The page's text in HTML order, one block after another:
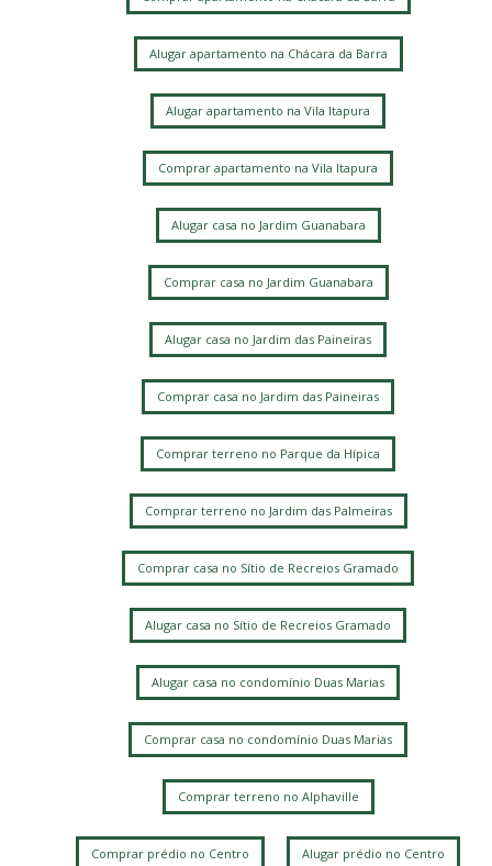
Alugar apartamento na Chácara da Barra
Alugar apartamento na Vila Itapura
Comprar apartamento na Vila Itapura
Alugar casa no Jardim Guanabara
Comprar casa no Jardim Guanabara
Alugar casa no Jardim das Paineiras
Comprar casa no Jardim das Paineiras
Comprar terreno no Parque da Hípica
Comprar terreno no Jardim das Palmeiras
Comprar casa no Sítio de Recreios Gramado
Alugar casa no Sítio de Recreios Gramado
Alugar casa no condomínio Duas Marias
Comprar casa no condomínio Duas Marias
Comprar terreno no Alphaville
Comprar prédio no Centro Alugar prédio no Centro